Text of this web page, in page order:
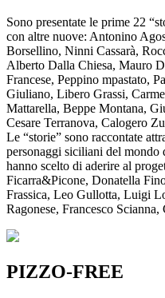
Sono presentate le prime 22
con altre nuove: Antonino
Borsellino, Ninni Cassarà,
Alberto Dalla Chiesa, Mauro
Francese, Peppino mpastato,
Giuliano, Libero Grassi,
Mattarella, Beppe Montana,
Cesare Terranova, Calogero
Le “storie” sono raccontate
personaggi siciliani del mondo
hanno scelto di aderire al
Ficarra&Picone, Donatella
Frassica, Leo Gullotta, Luigi
Ragonese, Francesco Scianna,
PIZZO-FREE